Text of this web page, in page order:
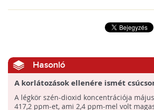
Hasonló
A korlátozások ellenére ismét
szén-dioxid koncentrációja
A légkör szén-dioxid koncentrációja
417,2 ppm-et, ami 2,4 ppm-mel volt